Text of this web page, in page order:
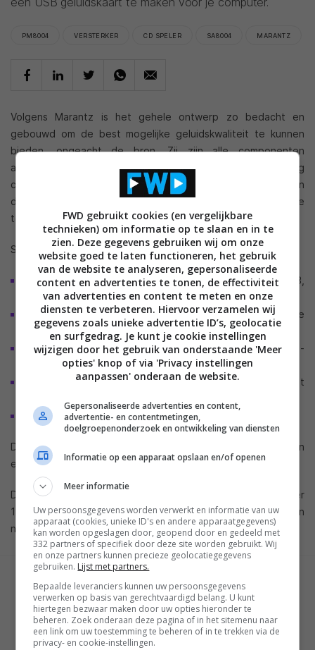
PM8004 VERSTERKER CD SPELER SA8004 MARANTZ
Volgens Marantz is het gehele ontwerp zo bedacht en
gebouwd om de best mogelijke geluidskwaliteit te kunnen
bieden, ongeacht de bron. Zij zijn alle componenten
afgeschermd en bevat het apparaat een HDAM-SA2 analoog
circuit en een Cirrus Logic CS4398 DAC. Zelfs het display en
de digitale output kunnen uitgezet worden om interferentie
te voorkomen.
Specificaties;
speelt audio CD, SACD (alleen stereo), CD-R/RW (MP3,
WMA, CDA)
front-USB aansluiting voor USB geheugen en iPod/iPhone
verbinding
achter USB aansluiting als ingang voor PC – speelt audio-
resoluties af tot 96kHz/24bit
Digitale ingangen (zowel coax als optisch spdif) tot
Digitale uitgangen (ook coax enoptisch
De bijpassende PM8004 stereo versterker komt er ook aan
en biedt 2 keer 100 watt op 4 ohm.
De SA8004 en PM8004 moeten in Japan elk ongeveer
1.000,00 euro gaan kosten. Of en wanneer deze producten
naar Nederland komen is nog niet bekend.
MARTIJN CHEL
FWD gebruikt cookies (en vergelijkbare
technieken) om informatie op te slaan en in te
zien. Deze gegevens gebruiken wij om onze
website goed te laten functioneren, het gebruik
van de website te analyseren, gepersonaliseerde
content en advertenties te tonen, de effectiviteit
van advertenties en content te meten en onze
diensten te verbeteren. Hiervoor verzamelen wij
gegevens zoals unieke advertentie ID’s, geolocatie
en surfgedrag. Je kunt je cookie instellingen
wijzigen door het gebruik van onderstaande 'Meer
opties' knop of via 'Privacy instellingen
aanpassen' onderaan de website.
Gepersonaliseerde advertenties en content,
advertentie- en contentmetingen,
doelgroepenonderzoek en ontwikkeling van diensten
Informatie op een apparaat opslaan en/of openen
Meer informatie
Uw persoonsgegevens worden verwerkt en informatie van uw
apparaat (cookies, unieke ID's en andere apparaatgegevens)
kan worden opgeslagen door, geopend door en gedeeld met
332 partners of specifiek door deze site worden gebruikt. Wij
en onze partners kunnen precieze geolocatiegegevens
gebruiken. Lijst met partners.
Bepaalde leveranciers kunnen uw persoonsgegevens
verwerken op basis van gerechtvaardigd belang. U kunt
hiertegen bezwaar maken door uw opties hieronder te
beheren. Zoek onderaan deze pagina of in het sitemenu naar
een link om uw toestemming te beheren of in te trekken via de
privacy- en cookie-instellingen.